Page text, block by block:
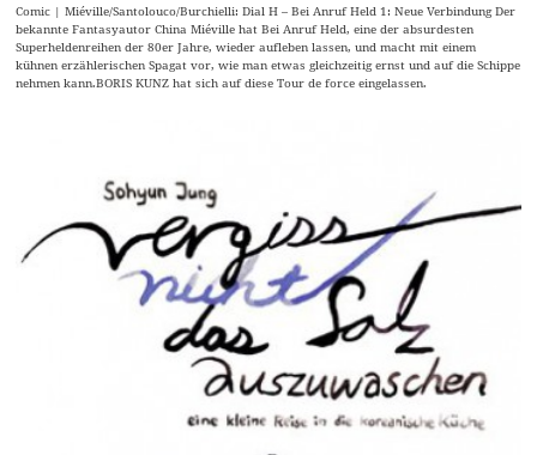
Comic | Miéville/Santolouco/Burchielli: Dial H – Bei Anruf Held 1: Neue Verbindung Der
bekannte Fantasyautor China Miéville hat Bei Anruf Held, eine der absurdesten
Superheldenreihen der 80er Jahre, wieder aufleben lassen, und macht mit einem
kühnen erzählerischen Spagat vor, wie man etwas gleichzeitig ernst und auf die Schippe
nehmen kann.BORIS KUNZ hat sich auf diese Tour de force eingelassen.